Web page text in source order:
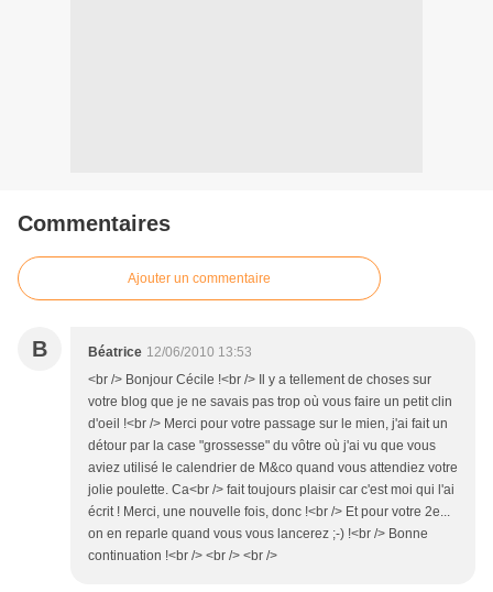
Commentaires
Ajouter un commentaire
B Béatrice 12/06/2010 13:53
<br /> Bonjour Cécile !<br /> Il y a tellement de choses sur
votre blog que je ne savais pas trop où vous faire un petit clin
d'oeil !<br /> Merci pour votre passage sur le mien, j'ai fait un
détour par la case "grossesse" du vôtre où j'ai vu que vous
aviez utilisé le calendrier de M&co quand vous attendiez votre
jolie poulette. Ca<br /> fait toujours plaisir car c'est moi qui l'ai
écrit ! Merci, une nouvelle fois, donc !<br /> Et pour votre 2e...
on en reparle quand vous vous lancerez ;-) !<br /> Bonne
continuation !<br /> <br /> <br />